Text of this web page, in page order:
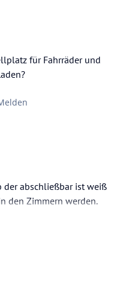
für Fahrräder und
der abschließbar ist weiß
den Zimmern werden.